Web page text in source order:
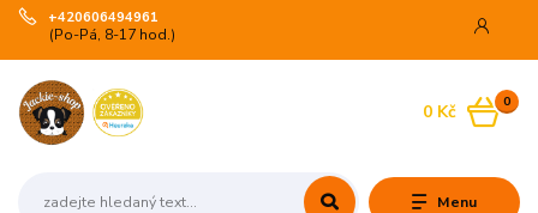
Menu
+420606494961
(Po-Pá, 8-17 hod.)
0
0 Kč